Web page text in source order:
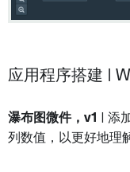
应用程序搭建 |
瀑布图微件，v1
| 添
列数值，以更好地理